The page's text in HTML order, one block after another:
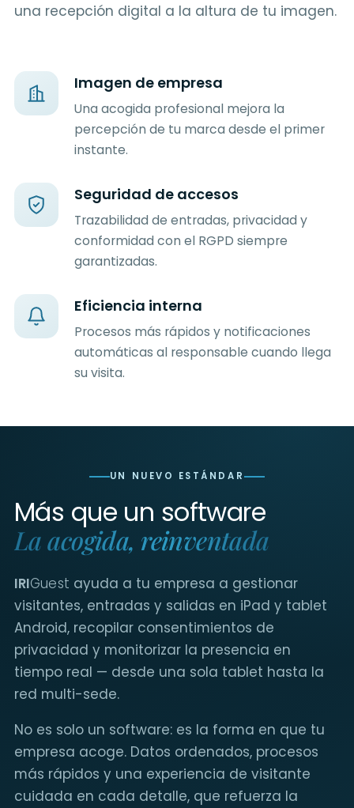
una recepción digital a la altura de tu imagen.
Imagen de empresa
Una acogida profesional mejora la
percepción de tu marca desde el primer
instante.
Seguridad de accesos
Trazabilidad de entradas, privacidad y
conformidad con el RGPD siempre
garantizadas.
Eficiencia interna
Procesos más rápidos y notificaciones
automáticas al responsable cuando llega
su visita.
UN NUEVO ESTÁNDAR
Más que un software
La acogida, reinventada
IRIGuest ayuda a tu empresa a gestionar
visitantes, entradas y salidas en iPad y tablet
Android, recopilar consentimientos de
privacidad y monitorizar la presencia en
tiempo real — desde una sola tablet hasta la
red multi-sede.
No es solo un software: es la forma en que tu
empresa acoge. Datos ordenados, procesos
más rápidos y una experiencia de visitante
cuidada en cada detalle, que refuerza la